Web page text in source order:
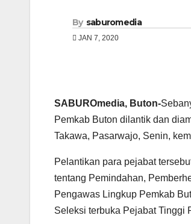
By saburomedia
JAN 7, 2020
SABUROmedia, Buton-
Pemkab Buton dilantik dan
Takawa, Pasarwajo, Senin,
Pelantikan para pejabat
tentang Pemindahan,
Pengawas Lingkup Pemkab
Seleksi terbuka Pejabat Tinggi